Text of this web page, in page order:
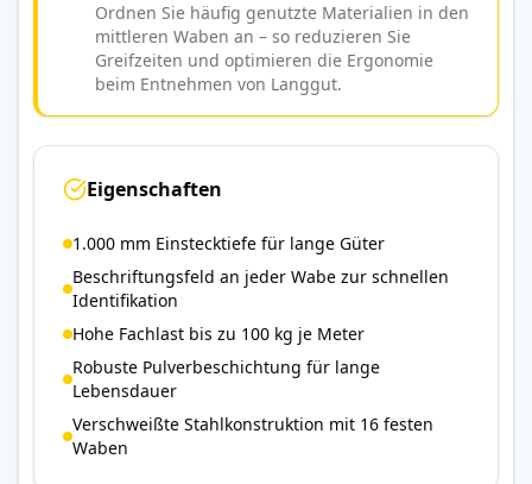
Ordnen Sie häufig genutzte Materialien in den
mittleren Waben an – so reduzieren Sie
Greifzeiten und optimieren die Ergonomie
beim Entnehmen von Langgut.
Eigenschaften
1.000 mm Einstecktiefe für lange Güter
Beschriftungsfeld an jeder Wabe zur schnellen
Identifikation
Hohe Fachlast bis zu 100 kg je Meter
Robuste Pulverbeschichtung für lange
Lebensdauer
Verschweißte Stahlkonstruktion mit 16 festen
Waben